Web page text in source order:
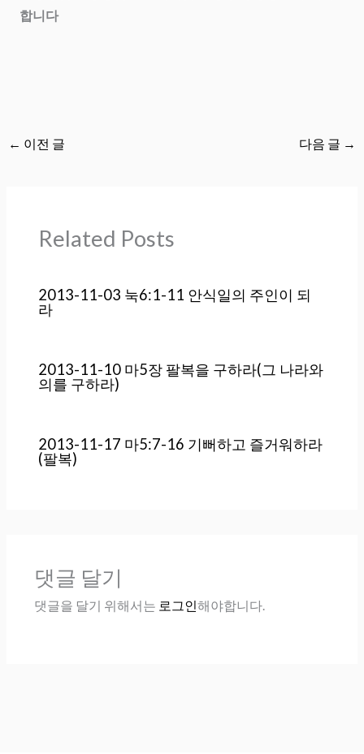
합니다
← 이전 글 다음 글 →
Related Posts
2013-11-03 눅6:1-11 안식일의 주인이 되
라
2013-11-10 마5장 팔복을 구하라(그 나라와
의를 구하라)
2013-11-17 마5:7-16 기뻐하고 즐거워하라
(팔복)
댓글 달기
댓글을 달기 위해서는 로그인해야합니다.